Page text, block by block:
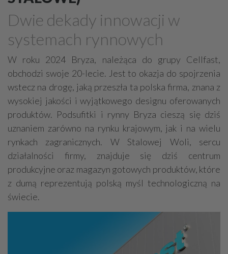
Drewno, konstrukcje drewniane
Farby, kleje, lakiery, emalie
Beton
Cegły, pustaki, bloczki
Szalunki, szalunki kartonowe
Techniki zamocowań
Kostka brukowa, granitowa
Beton komórkowy
Kruszywa
Systemy kominowe
Izolacje akustyczne
Składy budowlane
Stal, wyroby stalowe
Sklejki Blachy
Tworzywa sztuczne
Styropian
System barw
Filtry
Metale
Dwie dekady innowacji w
systemach rynnowych
W roku 2024 Bryza, należąca do grupy Cellfast,
obchodzi swoje 20-lecie. Jest to okazja do spojrzenia
wstecz na drogę, jaką przeszła ta polska firma, znana z
wysokiej jakości i wyjątkowego designu oferowanych
produktów. Podsufitki i rynny Bryza cieszą się dziś
uznaniem zarówno na rynku krajowym, jak i na wielu
rynkach zagranicznych. W Stalowej Woli, sercu
działalności firmy, znajduje się dziś centrum
produkcyjne oraz magazyn gotowych produktów, które
z dumą reprezentują polską myśl technologiczną na
świecie.